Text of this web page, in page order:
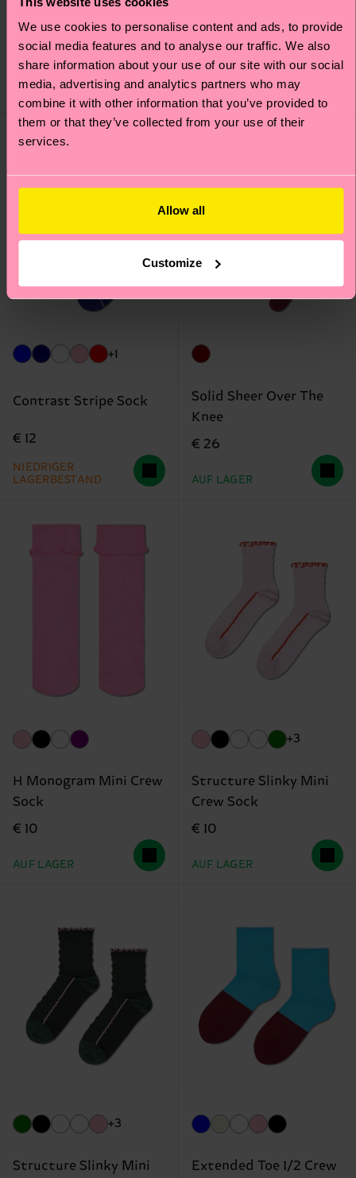
We use cookies to personalise content and ads, to provide
social media features and to analyse our traffic. We also
share information about your use of our site with our social
media, advertising and analytics partners who may
combine it with other information that you’ve provided to
them or that they’ve collected from your use of their
services.
Allow all
Customize
Sheer Me Up Knee High
Sock
€ 22
Sock
€ 10
AUF LAGER
+1
Contrast Stripe Sock
€ 12
NIEDRIGER
LAGERBESTAND
Solid Sheer Over The
Knee
€ 26
AUF LAGER
H Monogram Mini Crew
Sock
€ 10
AUF LAGER
+3
Structure Slinky Mini
Crew Sock
€ 10
AUF LAGER
+3
Structure Slinky Mini
Extended Toe 1/2 Crew